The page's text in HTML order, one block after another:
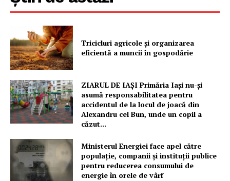
Contact
Tricicluri agricole și organizarea
eficientă a muncii în gospodărie
ZIARUL DE IAȘI Primăria Iași nu-și
asumă responsabilitatea pentru
accidentul de la locul de joacă din
Alexandru cel Bun, unde un copil a
căzut...
Ministerul Energiei face apel către
populație, companii și instituții publice
pentru reducerea consumului de
energie în orele de vârf